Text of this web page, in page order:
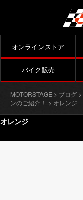
オンラインストア
バイク販売
MOTORSTAGE > ブログ >
ンのご紹介！ > オレンジ
オレンジ